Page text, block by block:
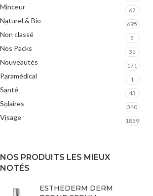
Minceur 62
Naturel & Bio 695
Non classé 5
Nos Packs 35
Nouveautés 171
Paramédical 1
Santé 43
Solaires 340
Visage 1859
NOS PRODUITS LES MIEUX
NOTÉS
ESTHEDERM DERM